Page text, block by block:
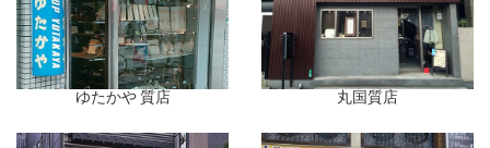
ゆたかや 質店 丸国質店